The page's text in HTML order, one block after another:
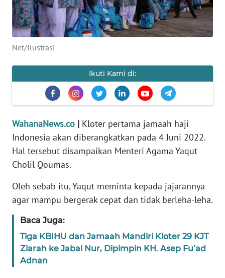
Net/Ilustrasi
Ikuti Kami di:
WahanaNews.co | Kloter pertama jamaah haji
Indonesia akan diberangkatkan pada 4 Juni 2022.
Hal tersebut disampaikan Menteri Agama Yaqut
Cholil Qoumas.
Oleh sebab itu, Yaqut meminta kepada jajarannya
agar mampu bergerak cepat dan tidak berleha-leha.
Baca Juga:
Tiga KBIHU dan Jamaah Mandiri Kloter 29 KJT
Ziarah ke Jabal Nur, Dipimpin KH. Asep Fu’ad
Adnan
INTERNASIONAL
SERBA-SERBI
PENDIDIKAN
OLAHRAGA
OPINI
EDITORIAL
INDEKS
KONTAK
KAMI